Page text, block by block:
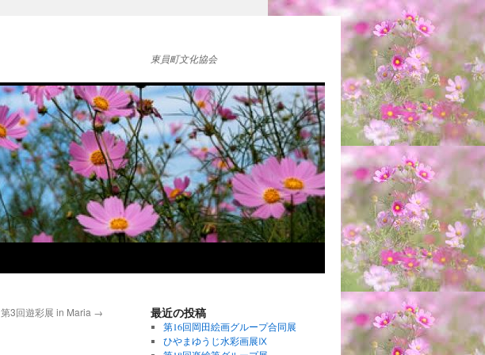
東員町文化協会
第3回遊彩展 in Maria → 最近の投稿
第16回岡田絵画グループ合同展
ひやまゆうじ水彩画展Ⅸ